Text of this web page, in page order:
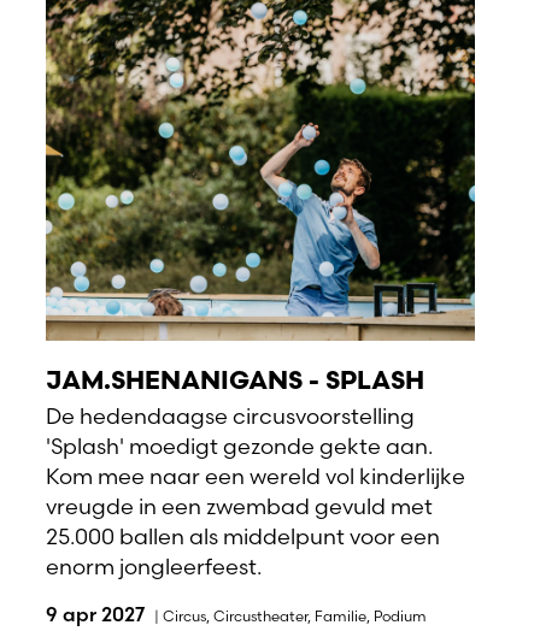
JAM.SHENANIGANS - SPLASH
De hedendaagse circusvoorstelling
'Splash' moedigt gezonde gekte aan.
Kom mee naar een wereld vol kinderlijke
vreugde in een zwembad gevuld met
25.000 ballen als middelpunt voor een
enorm jongleerfeest.
9 apr 2027 | Circus, Circustheater, Familie, Podium